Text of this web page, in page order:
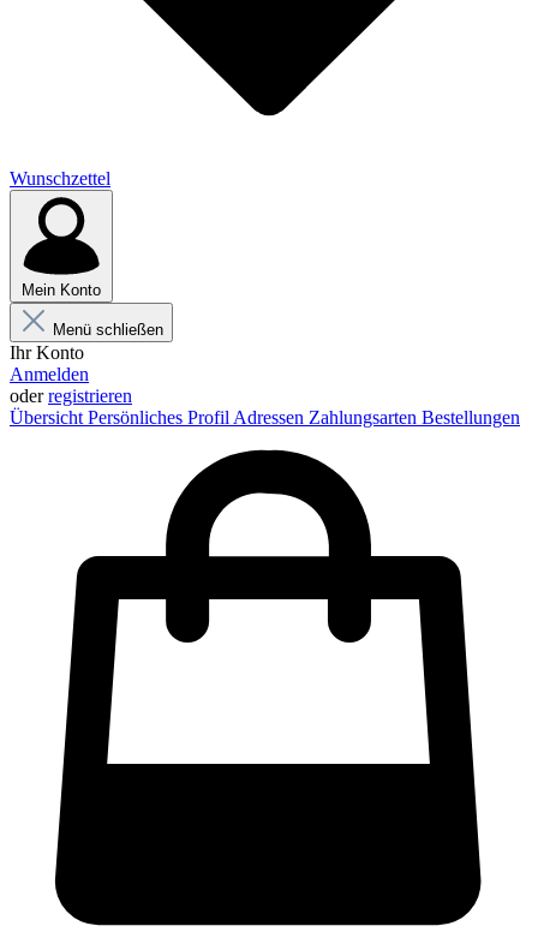
Wunschzettel
Mein Konto
Menü schließen
Ihr Konto
Anmelden
oderregistrieren
Übersicht Persönliches Profil Adressen Zahlungsarten Bestellungen